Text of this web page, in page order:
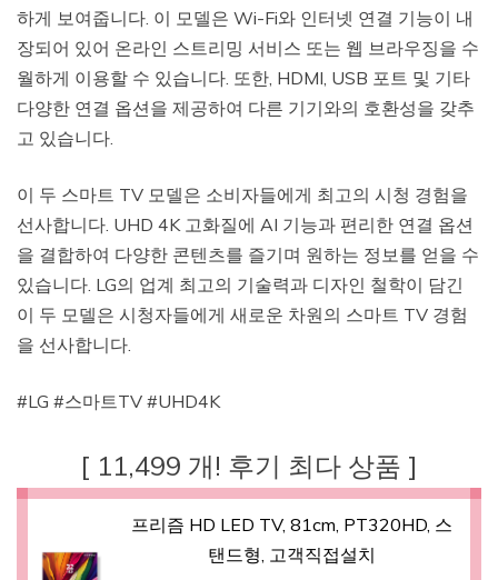
하게 보여줍니다. 이 모델은 Wi-Fi와 인터넷 연결 기능이 내
장되어 있어 온라인 스트리밍 서비스 또는 웹 브라우징을 수
월하게 이용할 수 있습니다. 또한, HDMI, USB 포트 및 기타
다양한 연결 옵션을 제공하여 다른 기기와의 호환성을 갖추
고 있습니다.
이 두 스마트 TV 모델은 소비자들에게 최고의 시청 경험을
선사합니다. UHD 4K 고화질에 AI 기능과 편리한 연결 옵션
을 결합하여 다양한 콘텐츠를 즐기며 원하는 정보를 얻을 수
있습니다. LG의 업계 최고의 기술력과 디자인 철학이 담긴
이 두 모델은 시청자들에게 새로운 차원의 스마트 TV 경험
을 선사합니다.
#LG #스마트TV #UHD4K
[ 11,499 개! 후기 최다 상품 ]
프리즘 HD LED TV, 81cm, PT320HD, 스
탠드형, 고객직접설치